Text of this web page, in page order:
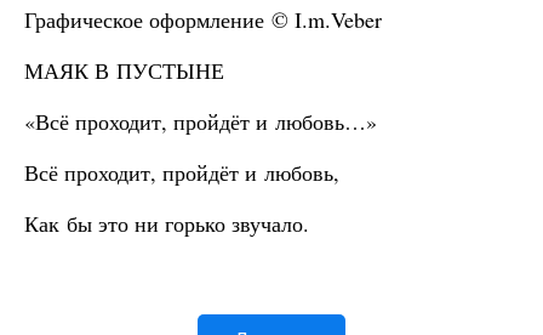
Графическое оформление © I.m.Veber
МАЯК В ПУСТЫНЕ
«Всё проходит, пройдёт и любовь…»
Всё проходит, пройдёт и любовь,
Как бы это ни горько звучало.